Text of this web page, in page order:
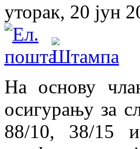
уторак, 20 јун
На основу
осигурању за
88/10, 38/15